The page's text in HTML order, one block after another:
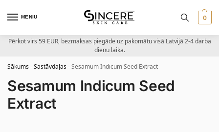
MENIU 0
Pērkot virs 59 EUR, bezmaksas piegāde uz pakomātu visā Latvijā 2-4 darba
dienu laikā.
Sākums-Sastāvdaļas-Sesamum Indicum Seed Extract
Sesamum Indicum Seed
Extract